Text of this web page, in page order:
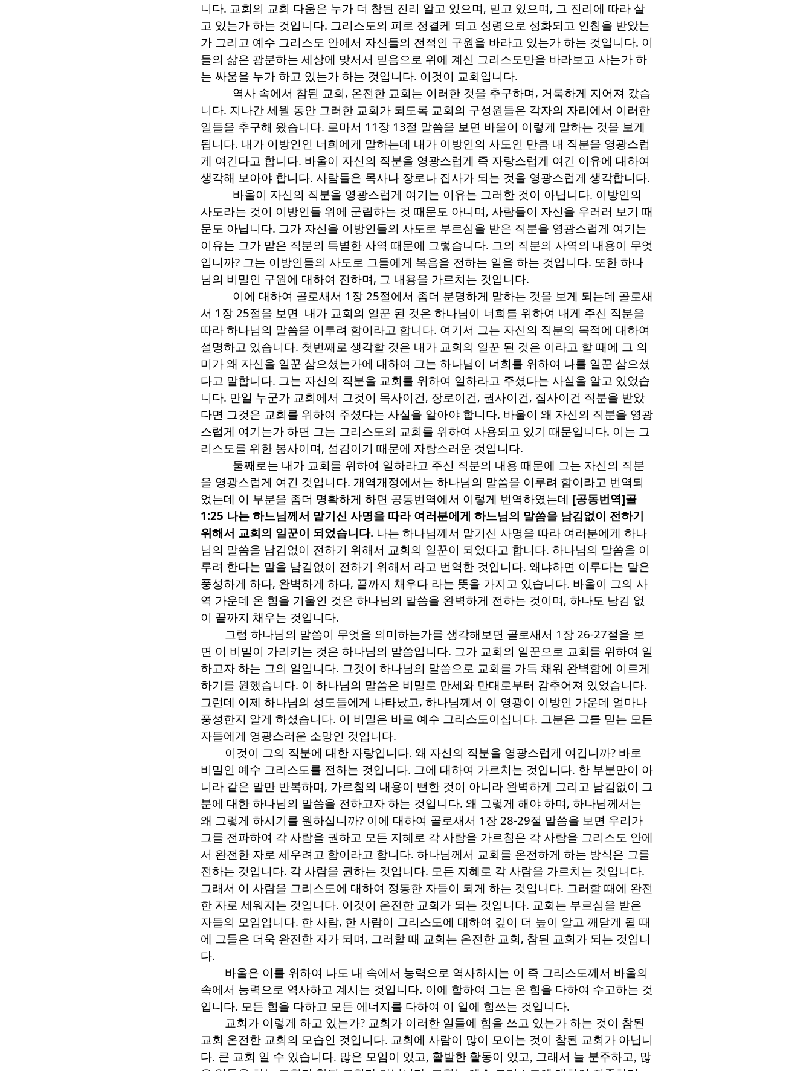
니다. 교회의 교회 다움은 누가 더 참된 진리 알고 있으며, 믿고 있으며, 그 진리에 따라 살
고 있는가 하는 것입니다. 그리스도의 피로 정결케 되고 성령으로 성화되고 인침을 받았는
가 그리고 예수 그리스도 안에서 자신들의 전적인 구원을 바라고 있는가 하는 것입니다. 이
들의 삶은 광분하는 세상에 맞서서 믿음으로 위에 계신 그리스도만을 바라보고 사는가 하
는 싸움을 누가 하고 있는가 하는 것입니다. 이것이 교회입니다.
역사 속에서 참된 교회, 온전한 교회는 이러한 것을 추구하며, 거룩하게 지어져 갔습
니다. 지나간 세월 동안 그러한 교회가 되도록 교회의 구성원들은 각자의 자리에서 이러한
일들을 추구해 왔습니다. 로마서 11 장 13절 말씀을 보면 바울이 이렇게 말하는 것을 보게
됩니다. 내가 이방인인 너희에게 말하는데 내가 이방인의 사도인 만큼 내 직분을 영광스럽
게 여긴다고 합니다. 바울이 자신의 직분을 영광스럽게 즉 자랑스럽게 여긴 이유에 대하여
생각해 보아야 합니다. 사람들은 목사나 장로나 집사가 되는 것을 영광스럽게 생각합니다.
바울이 자신의 직분을 영광스럽게 여기는 이유는 그러한 것이 아닙니다. 이방인의
사도라는 것이 이방인들 위에 군립하는 것 때문도 아니며, 사람들이 자신을 우러러 보기 때
문도 아닙니다. 그가 자신을 이방인들의 사도로 부르심을 받은 직분을 영광스럽게 여기는
이유는 그가 맡은 직분의 특별한 사역 때문에 그렇습니다. 그의 직분의 사역의 내용이 무엇
입니까? 그는 이방인들의 사도로 그들에게 복음을 전하는 일을 하는 것입니다. 또한 하나
님의 비밀인 구원에 대하여 전하며, 그 내용을 가르치는 것입니다.
이에 대하여 골로새서 1 장25절에서 좀더 분명하게 말하는 것을 보게 되는데 골로새
서 1 장 25절을 보면 내가 교회의 일꾼 된 것은 하나님이 너희를 위하여 내게 주신 직분을
따라 하나님의 말씀을 이루려 함이라고 합니다. 여기서 그는 자신의 직분의 목적에 대하여
설명하고 있습니다. 첫번째로 생각할 것은 내가 교회의 일꾼 된 것은 이라고 할 때에 그 의
미가 왜 자신을 일꾼 삼으셨는가에 대하여 그는 하나님이 너희를 위하여 나를 일꾼 삼으셨
다고 말합니다. 그는 자신의 직분을 교회를 위하여 일하라고 주셨다는 사실을 알고 있었습
니다. 만일 누군가 교회에서 그것이 목사이건, 장로이건, 권사이건, 집사이건 직분을 받았
다면 그것은 교회를 위하여 주셨다는 사실을 알아야 합니다. 바울이 왜 자신의 직분을 영광
스럽게 여기는가 하면 그는 그리스도의 교회를 위하여 사용되고 있기 때문입니다. 이는 그
리스도를 위한 봉사이며, 섬김이기 때문에 자랑스러운 것입니다.
둘째로는 내가 교회를 위하여 일하라고 주신 직분의 내용 때문에 그는 자신의 직분
을 영광스럽게 여긴 것입니다. 개역개정에서는 하나님의 말씀을 이루려 함이라고 번역되
었는데 이 부분을 좀더 명확하게 하면 공동번역에서 이렇게 번역하였는데 [공동번역]골
1:25 나는 하느님께서 맡기신 사명을 따라 여러분에게 하느님의 말씀을 남김없이 전하기
위해서 교회의 일꾼이 되었습니다. 나는 하나님께서 맡기신 사명을 따라 여러분에게 하나
님의 말씀을 남김없이 전하기 위해서 교회의 일꾼이 되었다고 합니다. 하나님의 말씀을 이
루려 한다는 말을 남김없이 전하기 위해서 라고 번역한 것입니다. 왜냐하면 이루다는 말은
풍성하게 하다, 완벽하게 하다, 끝까지 채우다 라는 뜻을 가지고 있습니다. 바울이 그의 사
역 가운데 온 힘을 기울인 것은 하나님의 말씀을 완벽하게 전하는 것이며, 하나도 남김 없
이 끝까지 채우는 것입니다.
그럼 하나님의 말씀이 무엇을 의미하는가를 생각해보면 골로새서 1 장 26-27절을 보
면 이 비밀이 가리키는 것은 하나님의 말씀입니다. 그가 교회의 일꾼으로 교회를 위하여 일
하고자 하는 그의 일입니다. 그것이 하나님의 말씀으로 교회를 가득 채워 완벽함에 이르게
하기를 원했습니다. 이 하나님의 말씀은 비밀로 만세와 만대로부터 감추어져 있었습니다.
그런데 이제 하나님의 성도들에게 나타났고, 하나님께서 이 영광이 이방인 가운데 얼마나
풍성한지 알게 하셨습니다. 이 비밀은 바로 예수 그리스도이십니다. 그분은 그를 믿는 모든
자들에게 영광스러운 소망인 것입니다.
이것이 그의 직분에 대한 자랑입니다. 왜 자신의 직분을 영광스럽게 여깁니까? 바로
비밀인 예수 그리스도를 전하는 것입니다. 그에 대하여 가르치는 것입니다. 한 부분만이 아
니라 같은 말만 반복하며, 가르침의 내용이 뻔한 것이 아니라 완벽하게 그리고 남김없이 그
분에 대한 하나님의 말씀을 전하고자 하는 것입니다. 왜 그렇게 해야 하며, 하나님께서는
왜 그렇게 하시기를 원하십니까? 이에 대하여 골로새서 1 장 28-29절 말씀을 보면 우리가
그를 전파하여 각 사람을 권하고 모든 지혜로 각 사람을 가르침은 각 사람을 그리스도 안에
서 완전한 자로 세우려고 함이라고 합니다. 하나님께서 교회를 온전하게 하는 방식은 그를
전하는 것입니다. 각 사람을 권하는 것입니다. 모든 지혜로 각 사람을 가르치는 것입니다.
그래서 이 사람을 그리스도에 대하여 정통한 자들이 되게 하는 것입니다. 그러할 때에 완전
한 자로 세워지는 것입니다. 이것이 온전한 교회가 되는 것입니다. 교회는 부르심을 받은
자들의 모임입니다. 한 사람, 한 사람이 그리스도에 대하여 깊이 더 높이 알고 깨닫게 될 때
에 그들은 더욱 완전한 자가 되며, 그러할 때 교회는 온전한 교회, 참된 교회가 되는 것입니
다.
바울은 이를 위하여 나도 내 속에서 능력으로 역사하시는 이 즉 그리스도께서 바울의
속에서 능력으로 역사하고 계시는 것입니다. 이에 합하여 그는 온 힘을 다하여 수고하는 것
입니다. 모든 힘을 다하고 모든 에너지를 다하여 이 일에 힘쓰는 것입니다.
교회가 이렇게 하고 있는가? 교회가 이러한 일들에 힘을 쓰고 있는가 하는 것이 참된
교회 온전한 교회의 모습인 것입니다. 교회에 사람이 많이 모이는 것이 참된 교회가 아닙니
다. 큰 교회 일 수 있습니다. 많은 모임이 있고, 활발한 활동이 있고, 그래서 늘 분주하고, 많